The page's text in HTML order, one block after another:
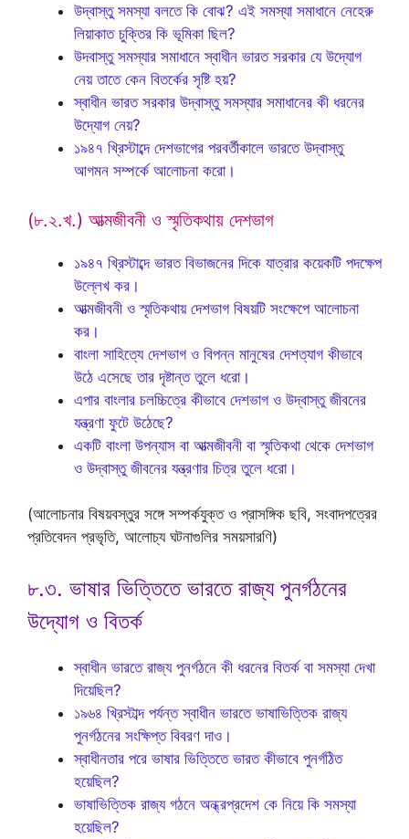
উদ্বাস্তু সমস্যা বলতে কি বোঝ? এই সমস্যা সমাধানে নেহেরু
লিয়াকাত চুক্তির কি ভূমিকা ছিল?
উদবাস্তু সমস্যার সমাধানে স্বাধীন ভারত সরকার যে উদ্যোগ
নেয় তাতে কেন বিতর্কের সৃষ্টি হয়?
স্বাধীন ভারত সরকার উদ্বাস্তু সমস্যার সমাধানের কী ধরনের
উদ্যোগ নেয়?
১৯৪৭ খ্রিস্টাব্দে দেশভাগের পরবর্তীকালে ভারতে উদ্বাস্তু
আগমন সম্পর্কে আলোচনা করো।
(৮.২.খ.) আত্মজীবনী ও স্মৃতিকথায় দেশভাগ
১৯৪৭ খ্রিস্টাব্দে ভারত বিভাজনের দিকে যাত্রার কয়েকটি পদক্ষেপ
উল্লেখ কর।
আত্মজীবনী ও স্মৃতিকথায় দেশভাগ বিষয়টি সংক্ষেপে আলোচনা
কর।
বাংলা সাহিত্যে দেশভাগ ও বিপন্ন মানুষের দেশত্যাগ কীভাবে
উঠে এসেছে তার দৃষ্টান্ত তুলে ধরো।
এপার বাংলার চলচ্চিত্রে কীভাবে দেশভাগ ও উদ্বাস্তু জীবনের
যন্ত্রণা ফুটে উঠেছে?
একটি বাংলা উপন্যাস বা আত্মজীবনী বা স্মৃতিকথা থেকে দেশভাগ
ও উদ্বাস্তু জীবনের যন্ত্রণার চিত্র তুলে ধরো।
(আলোচনার বিষয়বস্তুর সঙ্গে সম্পর্কযুক্ত ও প্রাসঙ্গিক ছবি, সংবাদপত্রের
প্রতিবেদন প্রভৃতি, আলোচ্য ঘটনাগুলির সময়সারণি)
৮.৩. ভাষার ভিত্তিতে ভারতে রাজ্য পুনর্গঠনের
উদ্যোগ ও বিতর্ক
স্বাধীন ভারতে রাজ্য পুনর্গঠনে কী ধরনের বিতর্ক বা সমস্যা দেখা
দিয়েছিল?
১৯৬৪ খ্রিস্টাব্দ পর্যন্ত স্বাধীন ভারতে ভাষাভিত্তিক রাজ্য
পুনর্গঠনের সংক্ষিপ্ত বিবরণ দাও।
স্বাধীনতার পরে ভাষার ভিত্তিতে ভারত কীভাবে পুনর্গঠিত
হয়েছিল?
ভাষাভিত্তিক রাজ্য গঠনে অন্ধ্রপ্রদেশ কে নিয়ে কি সমস্যা
হয়েছিল?